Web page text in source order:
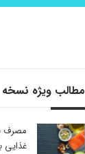
مطالب ویژه نسخه
غذایی